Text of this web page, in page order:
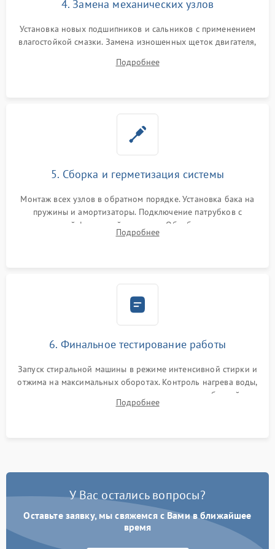
4. Замена механических узлов
Установка новых подшипников и сальников с применением
влагостойкой смазки. Замена изношенных щеток двигателя,
или поврежденной резиновой манжеты.
Подробнее
5. Сборка и герметизация системы
Монтаж всех узлов в обратном порядке. Установка бака на
пружины и амортизаторы. Подключение патрубков с
надежной фиксацией хомутами. Обработка стыков
герметиком для предотвращения возможных протечек воды.
Подробнее
6. Финальное тестирование работы
Запуск стиральной машины в режиме интенсивной стирки и
отжима на максимальных оборотах. Контроль нагрева воды,
корректности слива, отсутствия излишних вибраций,
посторонних стуков и протечек под корпусом.
Подробнее
У Вас остались вопросы?
Оставьте заявку, мы свяжемся с Вами в ближайшее
время